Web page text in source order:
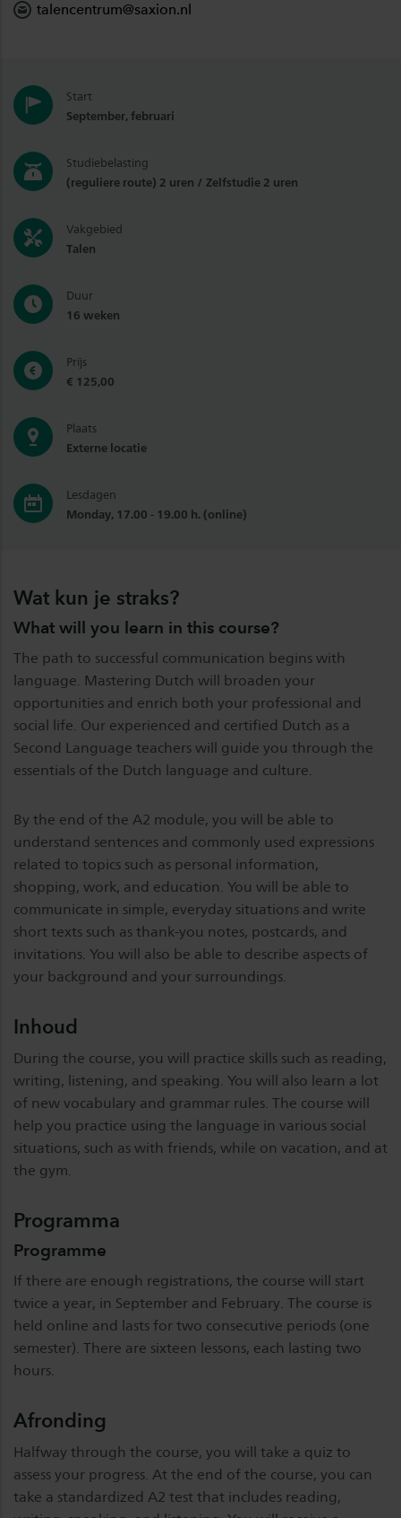
talencentrum@saxion.nl
Start
September, februari
Studiebelasting
(reguliere route) 2 uren / Zelfstudie 2 uren
Vakgebied
Talen
Duur
16 weken
Prijs
€ 125,00
Plaats
Externe locatie
Lesdagen
Monday, 17.00 - 19.00 h. (online)
Wat kun je straks?
What will you learn in this course?
The path to successful communication begins with
language. Mastering Dutch will broaden your
opportunities and enrich both your professional and
social life. Our experienced and certified Dutch as a
Second Language teachers will guide you through the
essentials of the Dutch language and culture.
By the end of the A2 module, you will be able to
understand sentences and commonly used expressions
related to topics such as personal information,
shopping, work, and education. You will be able to
communicate in simple, everyday situations and write
short texts such as thank-you notes, postcards, and
invitations. You will also be able to describe aspects of
your background and your surroundings.
Inhoud
During the course, you will practice skills such as reading,
writing, listening, and speaking. You will also learn a lot
of new vocabulary and grammar rules. The course will
help you practice using the language in various social
situations, such as with friends, while on vacation, and at
the gym.
Programma
Programme
If there are enough registrations, the course will start
twice a year, in September and February. The course is
held online and lasts for two consecutive periods (one
semester). There are sixteen lessons, each lasting two
hours.
Afronding
Halfway through the course, you will take a quiz to
assess your progress. At the end of the course, you can
take a standardized A2 test that includes reading,